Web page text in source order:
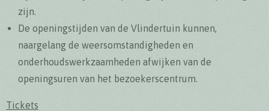
zijn.
De openingstijden van de Vlindertuin kunnen,
naargelang de weersomstandigheden en
onderhoudswerkzaamheden afwijken van de
openingsuren van het bezoekerscentrum.
Tickets